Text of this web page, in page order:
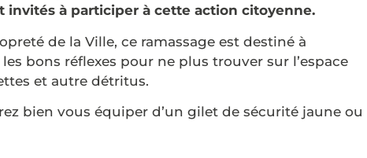
invités à participer à cette action citoyenne.
de la Ville, ce ramassage est destiné à
bons réflexes pour ne plus trouver sur l’espace
et autre détritus.
bien vous équiper d’un gilet de sécurité jaune ou